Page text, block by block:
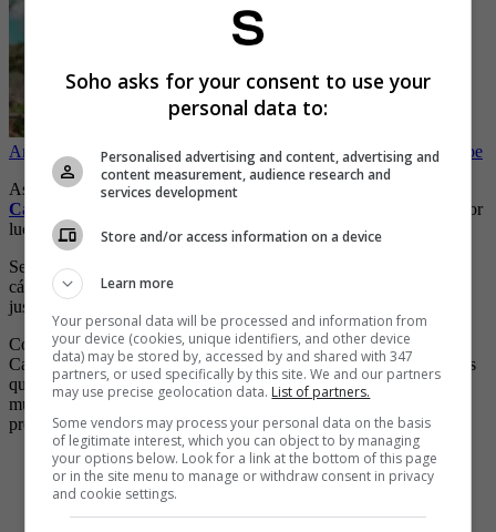
Amenazan a modelo de OnlyFans por el contenido erótico que sube
Así lo dejó en evidencia recientemente, luego de que
Casitllo
publicara una sugerentes imágenes en su red, en la que, por
lucir poca ropa, dejó a muchos suspirando.
Se trata de un carrusel de fotos para el que la cantante posó ante la
cámara sin nada de ropa, solo una tanga y una chaqueta que tapó
justo lo necesario.
Con las fotos, además de subir la temperatura en la red, Ana del
Castillo provocó que le dejaran toda clase de comentarios, entre los
que se pueden leer halagos como “Divina”... “Eres tremendo
mujerón”... “Me encantas mujer”... “Mucha mamacita”... “Estás
preciosa”... “¿Quién pidió pollo?”.
-Destapada pinta de Ana del Castillo en los Latín Grammy
dejó a muchos boquiabiertos
-Ana del Castillo se quitó la ropa para retar la censura en
Instagram
Soho asks for your consent to use your
personal data to:
Personalised advertising and content, advertising and
content measurement, audience research and
services development
Store and/or access information on a device
Learn more
Your personal data will be processed and information from
your device (cookies, unique identifiers, and other device
data) may be stored by, accessed by and shared with 347
partners, or used specifically by this site. We and our partners
may use precise geolocation data. List of partners.
Some vendors may process your personal data on the basis
of legitimate interest, which you can object to by managing
your options below. Look for a link at the bottom of this page
or in the site menu to manage or withdraw consent in privacy
and cookie settings.